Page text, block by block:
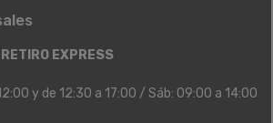
EXPRESS
y de 12:30 a 17:00 / Sáb: 09:00 a 14:00